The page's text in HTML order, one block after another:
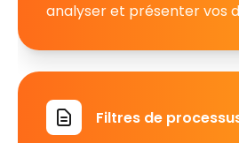
analyser et présenter vos
Filtres de